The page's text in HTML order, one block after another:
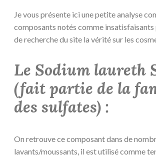
Je vous présente ici une petite analyse
composants notés comme
de recherche du site la vérité sur les
Le Sodium laureth
(fait partie de la
des sulfates) :
On retrouve ce composant dans de
lavants/moussants, il est utilisé comme